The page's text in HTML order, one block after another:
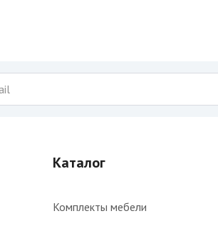
Каталог
Комплекты мебели